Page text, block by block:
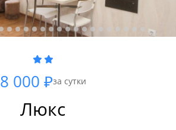
8 000 ₽за сутки
Люкс